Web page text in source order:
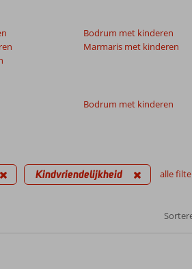
Bodrum met kinderen
Marmaris met kinderen
Bodrum met kinderen
Kindvriendelijkheid alle